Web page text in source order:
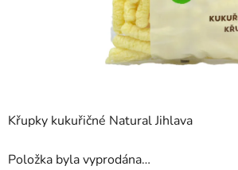
Křupky kukuřičné Natural Jihlava
Položka byla vyprodána…